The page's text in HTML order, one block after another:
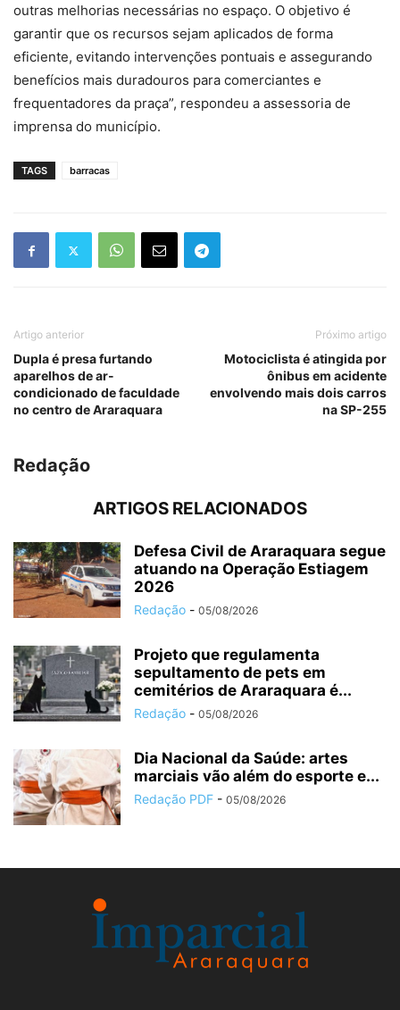
outras melhorias necessárias no espaço. O objetivo é
garantir que os recursos sejam aplicados de forma
eficiente, evitando intervenções pontuais e assegurando
benefícios mais duradouros para comerciantes e
frequentadores da praça”, respondeu a assessoria de
imprensa do município.
TAGS barracas
Artigo anterior
Dupla é presa furtando
aparelhos de ar-
condicionado de faculdade
no centro de Araraquara
Próximo artigo
Motociclista é atingida por
ônibus em acidente
envolvendo mais dois carros
na SP-255
Redação
ARTIGOS RELACIONADOS
Defesa Civil de Araraquara segue
atuando na Operação Estiagem
2026
Redação - 05/08/2026
Projeto que regulamenta
sepultamento de pets em
cemitérios de Araraquara é...
Redação - 05/08/2026
Dia Nacional da Saúde: artes
marciais vão além do esporte e...
Redação PDF - 05/08/2026